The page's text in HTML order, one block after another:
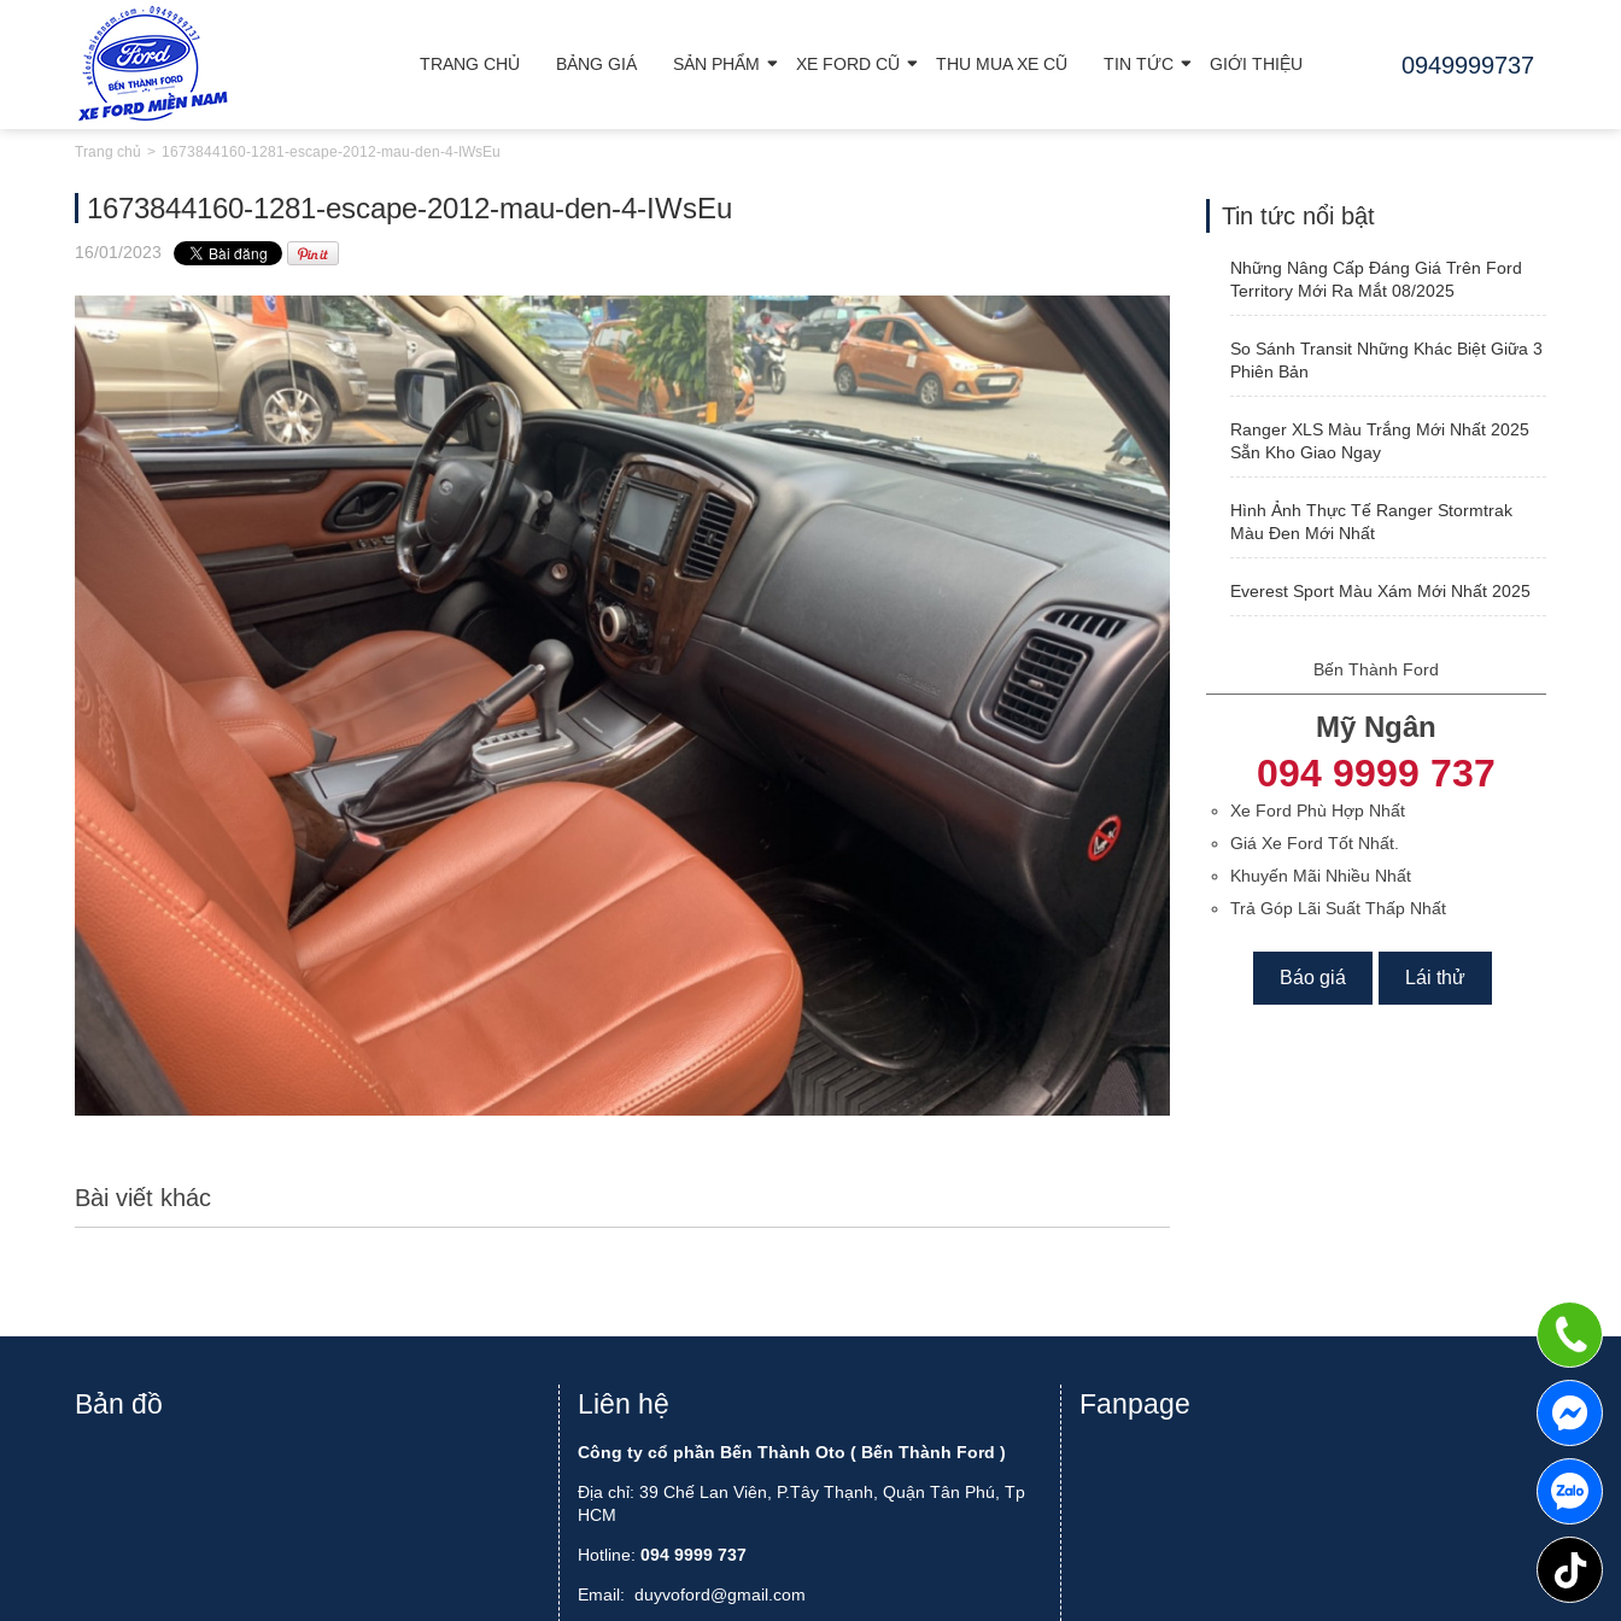
TRANG CHỦ BẢNG GIÁ SẢN PHẨM XE FORD CŨ THU MUA XE CŨ TIN TỨC GIỚI THIỆU 0949999737
Trang chủ 1673844160-1281-escape-2012-mau-den-4-IWsEu
1673844160-1281-escape-2012-mau-den-4-IWsEu
16/01/2023
Bài viết khác
Tin tức nổi bật
Những Nâng Cấp Đáng Giá Trên Ford
Territory Mới Ra Mắt 08/2025
So Sánh Transit Những Khác Biệt Giữa 3
Phiên Bản
Ranger XLS Màu Trắng Mới Nhất 2025
Sẵn Kho Giao Ngay
Hình Ảnh Thực Tế Ranger Stormtrak
Màu Đen Mới Nhất
Everest Sport Màu Xám Mới Nhất 2025
Bến Thành Ford
Mỹ Ngân
094 9999 737
Xe Ford Phù Hợp Nhất
Giá Xe Ford Tốt Nhất.
Khuyến Mãi Nhiều Nhất
Trả Góp Lãi Suất Thấp Nhất
Báo giá Lái thử
Bản đồ Liên hệ
Công ty cổ phần Bến Thành Oto ( Bến Thành Ford )
Địa chỉ: 39 Chế Lan Viên, P.Tây Thạnh, Quận Tân Phú, Tp
HCM
Hotline: 094 9999 737
Email: duyvoford@gmail.com
Fanpage